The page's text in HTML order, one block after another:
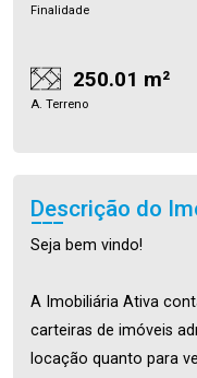
Finalidade
250.01 m²
A. Terreno
Descrição do
Seja bem vindo!
A Imobiliária Ativa
carteiras de imóveis
locação quanto para